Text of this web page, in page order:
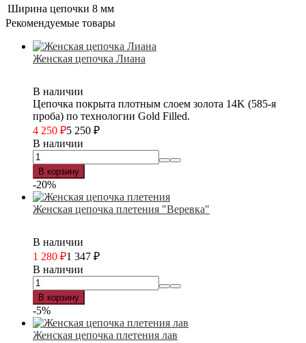
Ширина цепочки 8 мм
Рекомендуемые товары
Женская цепочка Лиана
В наличии
Цепочка покрыта плотным слоем золота 14K (585-я
проба) по технологии Gold Filled.
4 250 ₽5 250 ₽
В наличии
В корзину
-20%
Женская цепочка плетения "Веревка"
В наличии
1 280 ₽1 347 ₽
В наличии
В корзину
-5%
Женская цепочка плетения лав